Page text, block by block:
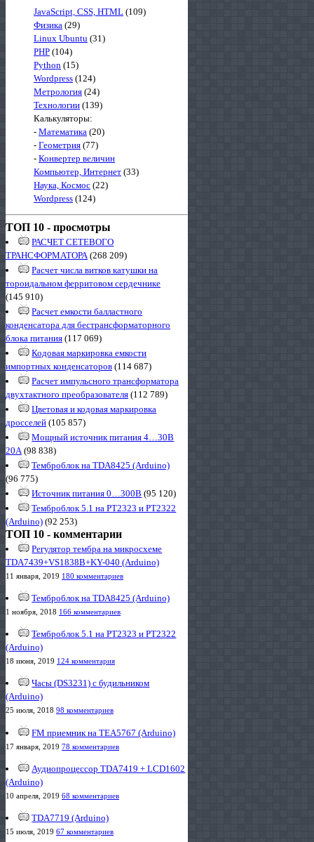
JavaScript, CSS, HTML (109)
Физика (29)
Linux Ubuntu (31)
PHP (104)
Python (15)
Wordpress (124)
Метрология (24)
Технологии (139)
Калькуляторы:
- Математика (20)
- Геометрия (77)
- Конвертер величин
Компьютер, Интернет (33)
Наука, Космос (22)
Wordpress (124)
ТОП 10 - просмотры
РАСЧЕТ СЕТЕВОГО
ТРАНСФОРМАТОРА(268 209)
Расчет числа витков катушки на
тороидальном ферритовом сердечнике
(145 910)
Расчет емкости балластного
конденсатора для бестрансформаторного
блока питания (117 069)
Кодовая маркировка емкости
импортных конденсаторов (114 687)
Расчет импульсного трансформатора
двухтактного преобразователя (112 789)
Цветовая и кодовая маркировка
дросселей (105 857)
Мощный источник питания 4…30В
20А(98 838)
Темброблок на TDA8425 (Arduino)
(96 775)
Источник питания 0…300В (95 120)
Темброблок 5.1 на PT2323 и PT2322
(Arduino) (92 253)
ТОП 10 - комментарии
Регулятор тембра на микросхеме
TDA7439+VS1838B+KY-040 (Arduino)
11 января, 2019 180 комментариев
Темброблок на TDA8425 (Arduino)
1 ноября, 2018 166 комментариев
Темброблок 5.1 на PT2323 и PT2322
(Arduino)
18 июня, 2019 124 комментария
Часы (DS3231) с будильником
(Arduino)
25 июля, 2018 98 комментариев
FM приемник на TEA5767 (Arduino)
17 января, 2019 78 комментариев
Аудиопроцессор TDA7419 + LCD1602
(Arduino)
10 апреля, 2019 68 комментариев
TDA7719 (Arduino)
15 июля, 2019 67 комментариев